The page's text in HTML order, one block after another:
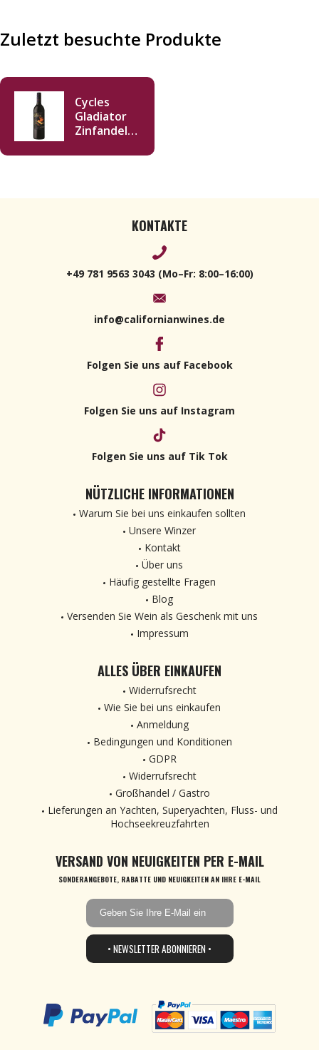
Zuletzt besuchte Produkte
Cycles
Gladiator
Zinfandel
KONTAKTE
+49 781 9563 3043 (Mo–Fr: 8:00–16:00)
info@californianwines.de
Folgen Sie uns auf Facebook
Folgen Sie uns auf Instagram
Folgen Sie uns auf Tik Tok
NÜTZLICHE INFORMATIONEN
Warum Sie bei uns einkaufen sollten
Unsere Winzer
Kontakt
Über uns
Häufig gestellte Fragen
Blog
Versenden Sie Wein als Geschenk mit uns
Impressum
ALLES ÜBER EINKAUFEN
Widerrufsrecht
Wie Sie bei uns einkaufen
Anmeldung
Bedingungen und Konditionen
GDPR
Widerrufsrecht
Großhandel / Gastro
Lieferungen an Yachten, Superyachten, Fluss- und
Hochseekreuzfahrten
VERSAND VON NEUIGKEITEN PER E-MAIL
SONDERANGEBOTE, RABATTE UND NEUIGKEITEN AN IHRE E-MAIL
• NEWSLETTER ABONNIEREN •